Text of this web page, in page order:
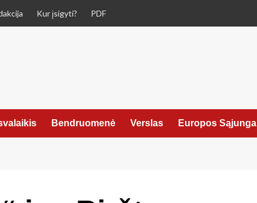
Kur įsigyti? PDF
Bendruomenė Verslas Europos Sąjunga